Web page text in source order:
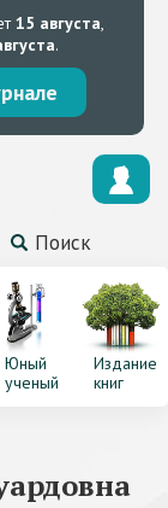
15 августа,
.
Поиск
Юный
ученый
Издание
книг